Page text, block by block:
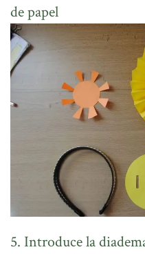
de papel
5. Introduce la